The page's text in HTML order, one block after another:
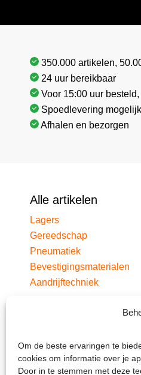
Om de beste ervaringen te
cookies om informatie over je
Door in te stemmen met deze
350.000 artikelen,
24 uur bereikbaar
Voor 15:00 uur
Spoedlevering mogelijk
Afhalen en bezorgen
Alle artikelen
Lagers
Gereedschap
Pneumatiek
Bevestigingsmaterialen
Aandrijftechniek